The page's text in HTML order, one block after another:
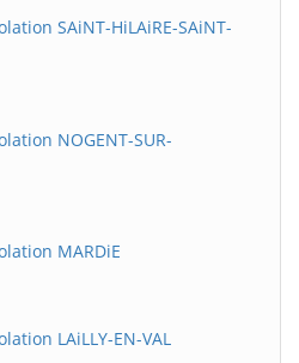
SAiNT-HiLAiRE-SAiNT-
NOGENT-SUR-
MARDiE
LAiLLY-EN-VAL